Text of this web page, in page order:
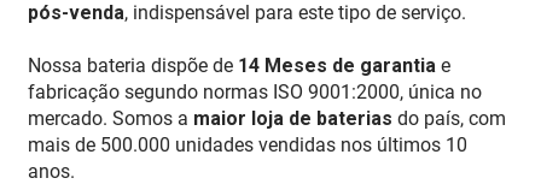
pós-venda, indispensável para este tipo de serviço.
Nossa bateria dispõe de 14 Meses de garantia e
fabricação segundo normas ISO 9001:2000, única no
mercado. Somos a maior loja de baterias do país, com
mais de 500.000 unidades vendidas nos últimos 10
anos.